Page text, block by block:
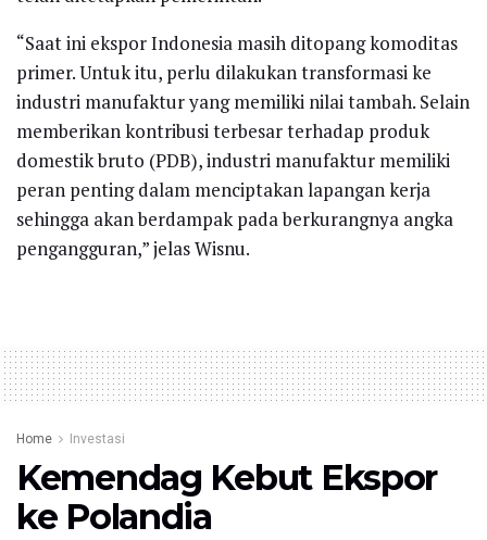
“Saat ini ekspor Indonesia masih ditopang komoditas
primer. Untuk itu, perlu dilakukan transformasi ke
industri manufaktur yang memiliki nilai tambah. Selain
memberikan kontribusi terbesar terhadap produk
domestik bruto (PDB), industri manufaktur memiliki
peran penting dalam menciptakan lapangan kerja
sehingga akan berdampak pada berkurangnya angka
pengangguran,” jelas Wisnu.
Home Investasi
Kemendag Kebut Ekspor
ke Polandia